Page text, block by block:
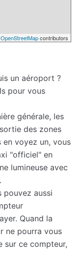
OpenStreetMapcontributors
un aéroport ?
pour vous
générale, les
des zones
en voyez un, vous
"officiel" en
lumineuse avec
pouvez aussi
Quand la
ne pourra vous
sur ce compteur,